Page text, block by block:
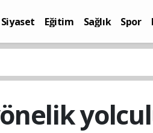
Siyaset Eğitim Sağlık Spor